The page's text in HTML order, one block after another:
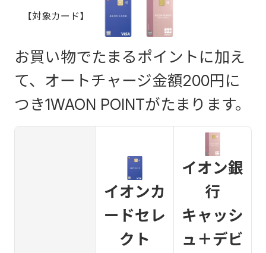
【対象カード】
お買い物でたまるポイントに加え
て、オートチャージ金額200円に
つき1WAON POINTがたまります。
イオンカ
ードセレ
クト
イオン銀
行
キャッシ
ュ＋デビ